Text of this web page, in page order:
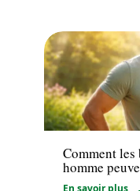
Santé
Comment
homme